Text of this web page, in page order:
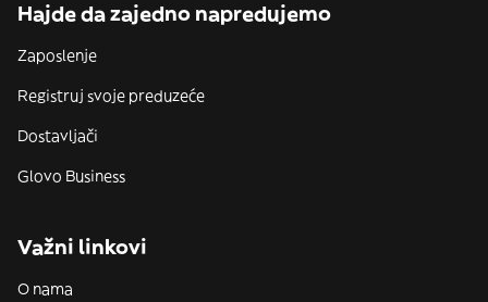
Hajde da zajedno napredujemo
Zaposlenje
Registruj svoje preduzeće
Dostavljači
Glovo Business
Važni linkovi
O nama